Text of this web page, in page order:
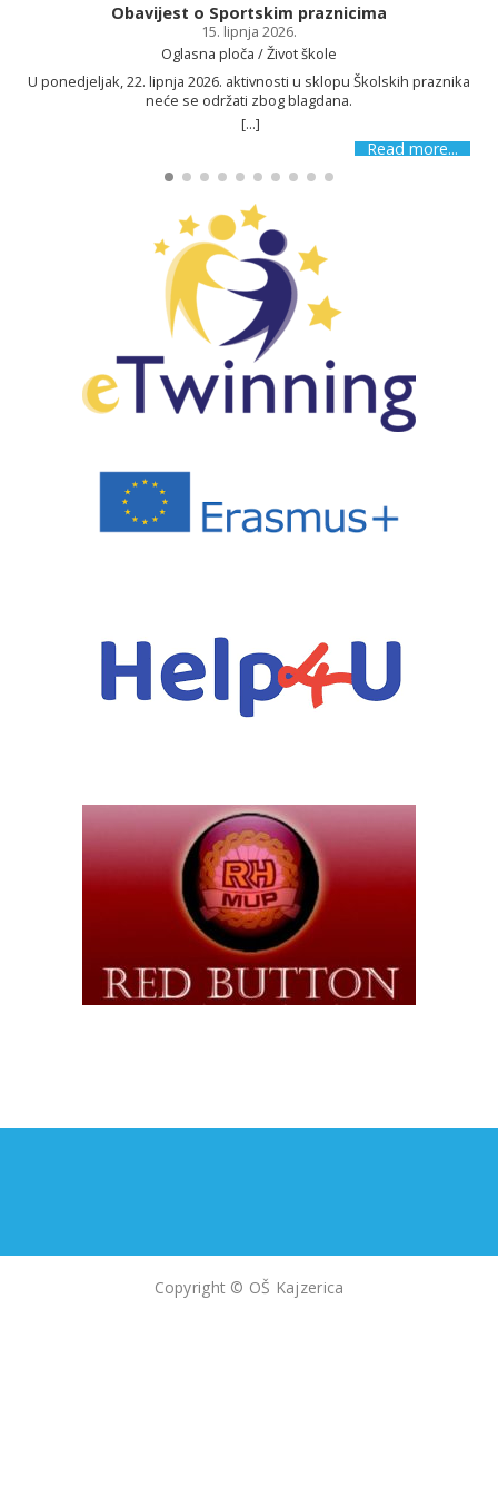
Obavijest o Sportskim praznicima
15. lipnja 2026.
Oglasna ploča / Život škole
U ponedjeljak, 22. lipnja 2026. aktivnosti u sklopu Školskih praznika
neće se održati zbog blagdana.
[...]
Read more...
Copyright © OŠ Kajzerica